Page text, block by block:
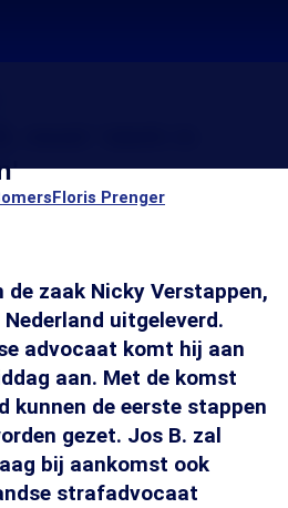
Floris Prenger
de zaak Nicky Verstappen,
uitgeleverd.
advocaat komt hij aan
aan. Met de komst
kunnen de eerste stappen
gezet. Jos B. zal
bij aankomst ook
strafadvocaat